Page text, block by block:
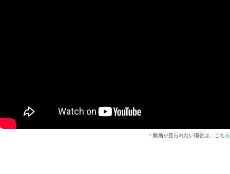
＊ 動画が見られない場合は、 こちら